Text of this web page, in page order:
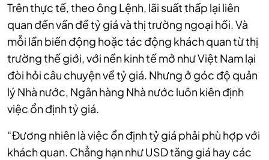
Trên thực tế, theo ông Lệnh, lãi suất thấp lại liên
quan đến vấn đề tỷ giá và thị trường ngoại hối. Và
mỗi lần biến động hoặc tác động khách quan từ thị
trường thế giới, với nền kinh tế mở như Việt Nam lại
đòi hỏi câu chuyện về tỷ giá. Nhưng ở góc độ quản
lý Nhà nước, Ngân hàng Nhà nước luôn kiên định
việc ổn định tỷ giá.
“Đương nhiên là việc ổn định tỷ giá phải phù hợp với
khách quan. Chẳng hạn như USD tăng giá hay các